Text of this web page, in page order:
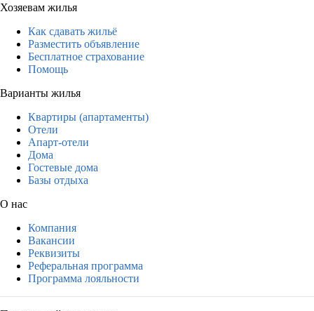
Хозяевам жилья
Как сдавать жильё
Разместить объявление
Бесплатное страхование
Помощь
Варианты жилья
Квартиры (апартаменты)
Отели
Апарт-отели
Дома
Гостевые дома
Базы отдыха
О нас
Компания
Вакансии
Реквизиты
Реферальная программа
Программа лояльности